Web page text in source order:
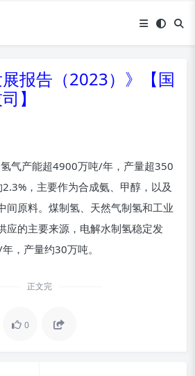
展报告（2023）》【国
】
气产能超4900万吨/年，产量超350
，主要作为合成氨、甲醇，以及
间原料。煤制氢、天然气制氢和工业
应的主要来源，电解水制氢稳定发
，产量约30万吨。
正文完
0